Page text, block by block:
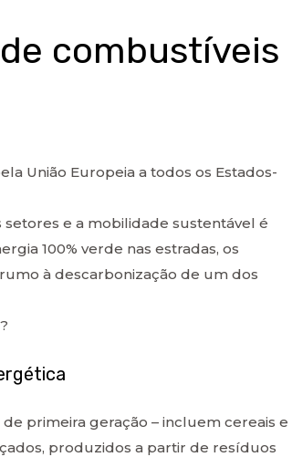
combustíveis
União Europeia a todos os Estados-
e a mobilidade sustentável é
100% verde nas estradas, os
à descarbonização de um dos
primeira geração – incluem cereais e
produzidos a partir de resíduos